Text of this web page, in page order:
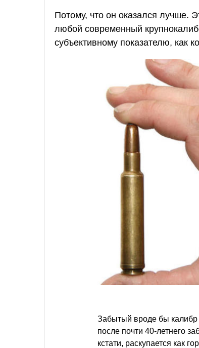
Потому, что он оказался лучше.
любой современный
субъективному показателю, как
Забытый вроде бы калибр
после почти 40-летнего
кстати, раскупается как